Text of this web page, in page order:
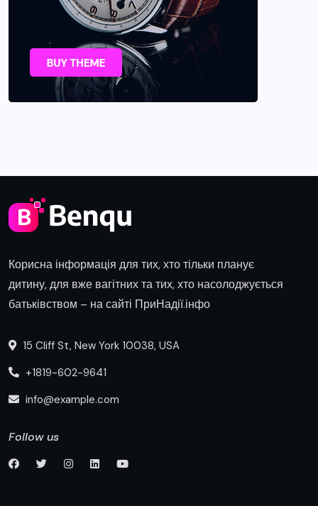
Корисна інформація для тих, хто тільки планує
дитину, для вже вагітних та тих, хто насолоджується
батьківством – на сайті ПриНадії.інфо
15 Cliff St, New York 10038, USA
+1819-602-9641
info@example.com
Follow us